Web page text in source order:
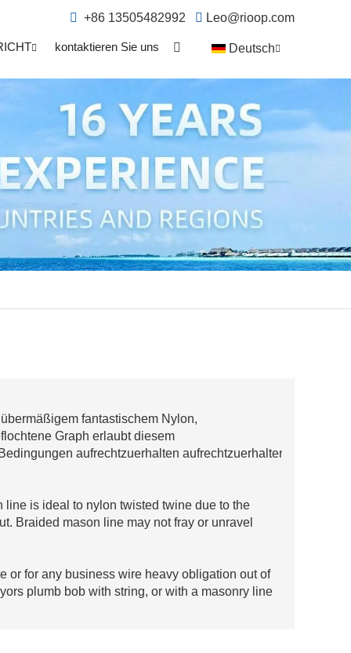
+86 13505482992 Leo@rioop.com
kontaktieren Sie uns Deutsch
fantastischem Nylon,
Graph erlaubt diesem
aufrechtzuerhalten aufrechtzuerhalten
is ideal to nylon twisted twine due to the
Braided mason line may not fray or unravel
or for any business wire heavy obligation out of
plumb bob with string, or with a masonry line
in the garden. Use it as tomato cord string to tie